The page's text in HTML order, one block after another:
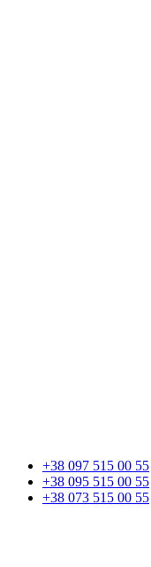
+38 097 515 00 55
+38 095 515 00 55
+38 073 515 00 55